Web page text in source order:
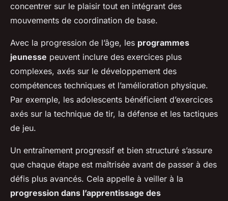
concentrer sur le plaisir tout en intégrant des
mouvements de coordination de base.
Avec la progression de l’âge, les programmes
jeunesse peuvent inclure des exercices plus
complexes, axés sur le développement des
compétences techniques et l’amélioration physique.
Par exemple, les adolescents bénéficient d’exercices
axés sur la technique de tir, la défense et les tactiques
de jeu.
Un entraînement progressif et bien structuré s’assure
que chaque étape est maîtrisée avant de passer à des
défis plus avancés. Cela appelle à veiller à la
progression dans l’apprentissage des